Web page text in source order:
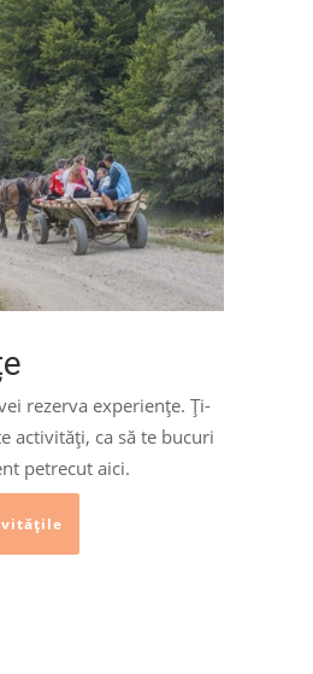
rezerva experiențe. Ți-
activități, ca să te bucuri
petrecut aici.